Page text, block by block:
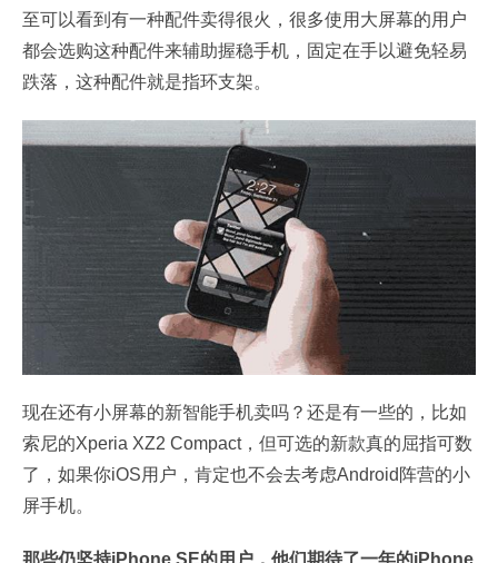
至可以看到有一种配件卖得很火，很多使用大屏幕的用户
都会选购这种配件来辅助握稳手机，固定在手以避免轻易
跌落，这种配件就是指环支架。
现在还有小屏幕的新智能手机卖吗？还是有一些的，比如
索尼的Xperia XZ2 Compact，但可选的新款真的屈指可数
了，如果你iOS用户，肯定也不会去考虑Android阵营的小
屏手机。